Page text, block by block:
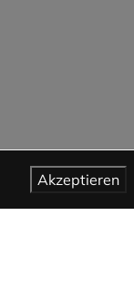
Akzeptieren